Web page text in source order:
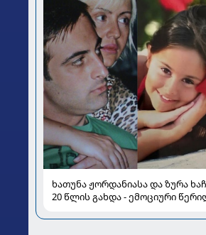
ხათუნა ჟორდანიასა და ზურა
20 წლის გახდა - ემოციური